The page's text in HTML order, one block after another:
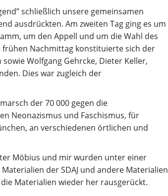
schließlich unsere gemeinsamen
ausdrückten. Am zweiten Tag ging es um
um den Appell und um die Wahl des
frühen Nachmittag konstituierte sich der
Wolfgang Gehrcke, Dieter Keller,
Dies war zugleich der
der 70 000 gegen die
Neonazismus und Faschismus, für
an verschiedenen örtlichen und
Möbius und mir wurden unter einer
der SDAJ und andere Materialien
Materialien wieder her rausgerückt.